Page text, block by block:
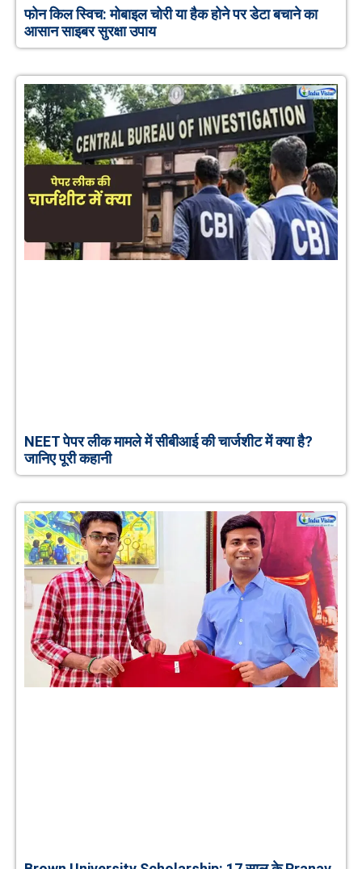
फोन किल स्विच: मोबाइल चोरी या हैक होने पर डेटा बचाने का
आसान साइबर सुरक्षा उपाय
NEET पेपर लीक मामले में सीबीआई की चार्जशीट में क्या है?
जानिए पूरी कहानी